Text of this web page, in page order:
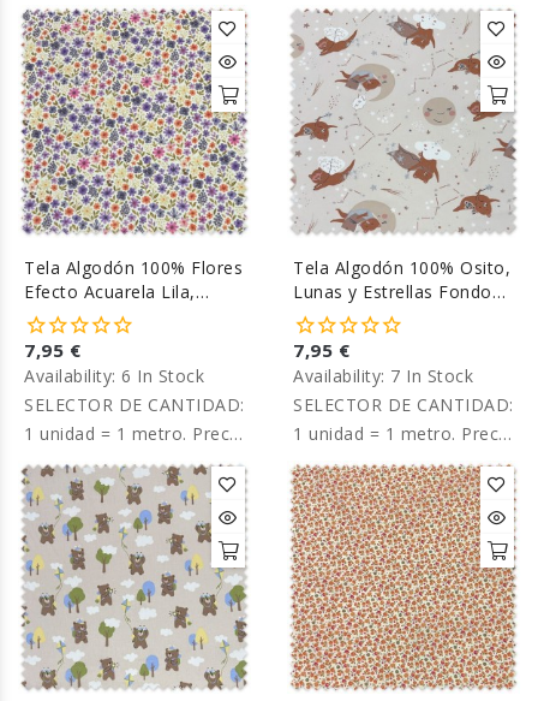
por metro. por metro.
Tela Algodón 100% Flores
Efecto Acuarela Lila,
Fucsia y Morado
7,95 €
Availability: 6 In Stock
SELECTOR DE CANTIDAD:
1 unidad = 1 metro. Precio
por metro.
Tela Algodón 100% Osito,
Lunas y Estrellas Fondo
Beige
7,95 €
Availability: 7 In Stock
SELECTOR DE CANTIDAD:
1 unidad = 1 metro. Precio
por metro.